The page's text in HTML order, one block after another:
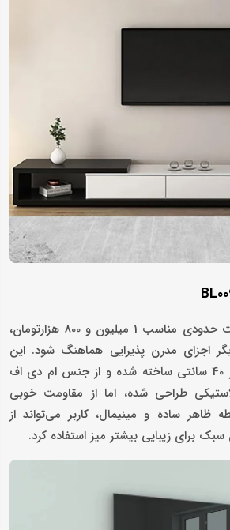
این میز تلوزیون با قیمت حدودی مناسب 1 میلیون و 800 هزارتومان،
اجزای مدرن پذیرایی هماهنگ شود. این
محصول به ابعاد 180 در 40 سانتی ساخته شده و از جنس ام دی اف
طراحی شده، اما از مقاومت خوبی
ظاهر ساده و مینیمال، کاربر می‌تواند از
برای زیبایی بیشتر میز استفاده کرد.